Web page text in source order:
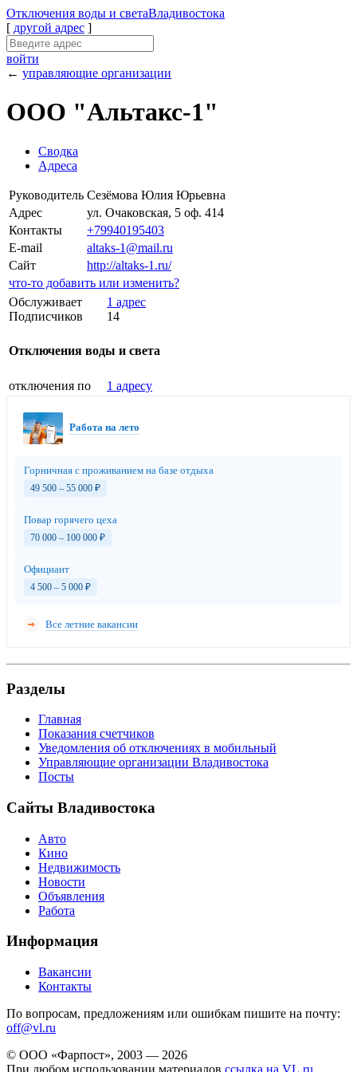
Отключения воды и светаВладивостока
[ другой адрес ]
войти
← управляющие организации
ООО "Альтакс-1"
Сводка
Адреса
Руководитель Сезёмова Юлия Юрьевна
Адрес
ул. Очаковская, 5 оф. 414
Контакты
+79940195403
E-mail
altaks-1@mail.ru
Сайт
http://altaks-1.ru/
что-то добавить или изменить?
Обслуживает
Подписчиков
1 адрес
14
Отключения воды и света
отключения по 1 адресу
Работа на лето
Горничная с проживанием на базе отдыха
49 500 – 55 000 ₽
Повар горячего цеха
70 000 – 100 000 ₽
Официант
4 500 – 5 000 ₽
Все летние вакансии
Разделы
Главная
Показания счетчиков
Уведомления об отключениях в мобильный
Управляющие организации Владивостока
Посты
Сайты Владивостока
Авто
Кино
Недвижимость
Новости
Объявления
Работа
Информация
Вакансии
Контакты
По вопросам, предложениям или ошибкам пишите на почту:
off@vl.ru
© ООО «Фарпост», 2003 — 2026